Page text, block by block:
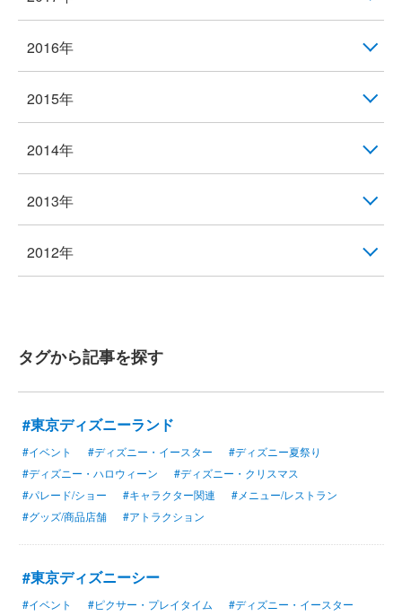
2016年
2015年
2014年
2013年
2012年
タグから記事を探す
#東京ディズニーランド
#イベント #ディズニー・イースター
#ディズニー夏祭り
#ディズニー・ハロウィーン
#ディズニー・クリスマス
#パレード/ショー
#キャラクター関連
#メニュー/レストラン
#グッズ/商品店舗
#アトラクション
#東京ディズニーシー
#イベント #ピクサー・プレイタイム
#ディズニー・イースター